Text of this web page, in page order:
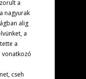
a
nagyurak
alig
a
a
vonatkozó
cseh